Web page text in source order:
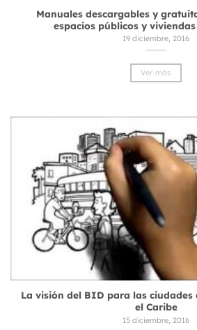
Manuales descargables y
espacios públicos y
19 diciembre, 2016
Ver más
La visión del BID para las ciudades
el Caribe
15 diciembre, 2016